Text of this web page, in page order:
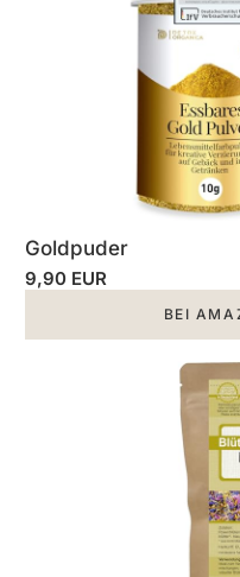
Goldpuder
9,90 EUR
BEI